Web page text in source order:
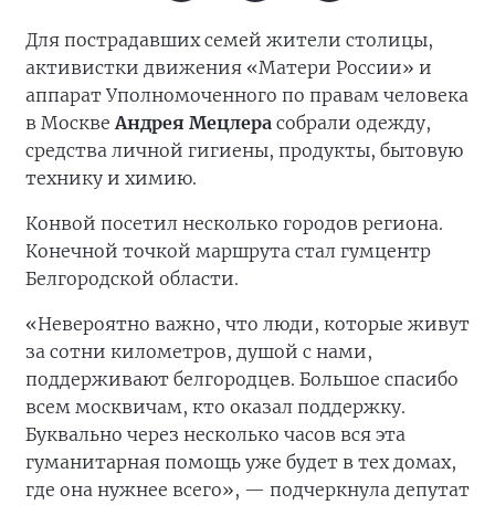
Для пострадавших семей жители столицы,
активистки движения «Матери России» и
аппарат Уполномоченного по правам человека
в МосквеАндрея Мецлера собрали одежду,
средства личной гигиены, продукты, бытовую
технику и химию.
Конвой посетил несколько городов региона.
Конечной точкой маршрута стал гумцентр
Белгородской области.
«Невероятно важно, что люди, которые живут
за сотни километров, душой с нами,
поддерживают белгородцев. Большое спасибо
всем москвичам, кто оказал поддержку.
Буквально через несколько часов вся эта
гуманитарная помощь уже будет в тех домах,
где она нужнее всего», — подчеркнула депутат